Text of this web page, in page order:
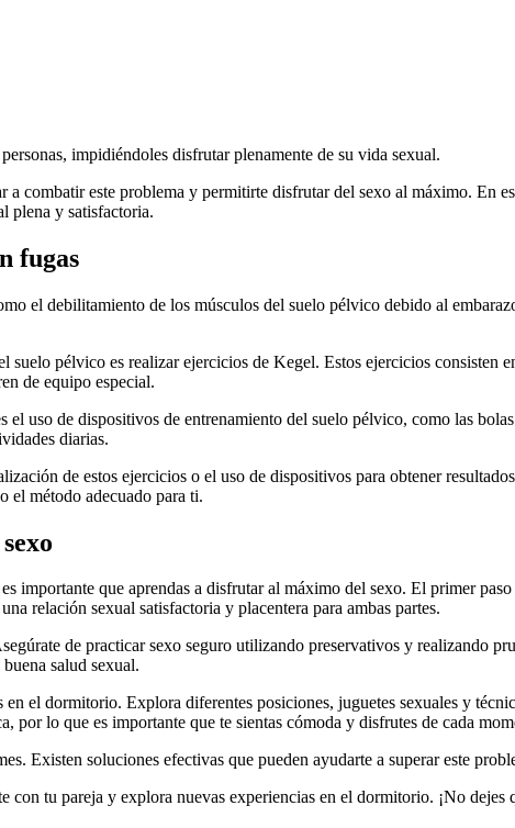
impidiéndoles disfrutar plenamente de su vida sexual.
combatir este problema y permitirte disfrutar del sexo al máximo. En
plena y satisfactoria.
fugas
el debilitamiento de los músculos del suelo pélvico debido al
pélvico es realizar ejercicios de Kegel. Estos ejercicios consisten
de equipo especial.
uso de dispositivos de entrenamiento del suelo pélvico, como las
diarias.
de estos ejercicios o el uso de dispositivos para obtener
el método adecuado para ti.
importante que aprendas a disfrutar al máximo del sexo. El primer
relación sexual satisfactoria y placentera para ambas partes.
de practicar sexo seguro utilizando preservativos y realizando
salud sexual.
el dormitorio. Explora diferentes posiciones, juguetes sexuales y
por lo que es importante que te sientas cómoda y disfrutes de cada
Existen soluciones efectivas que pueden ayudarte a superar este
con tu pareja y explora nuevas experiencias en el dormitorio. ¡No